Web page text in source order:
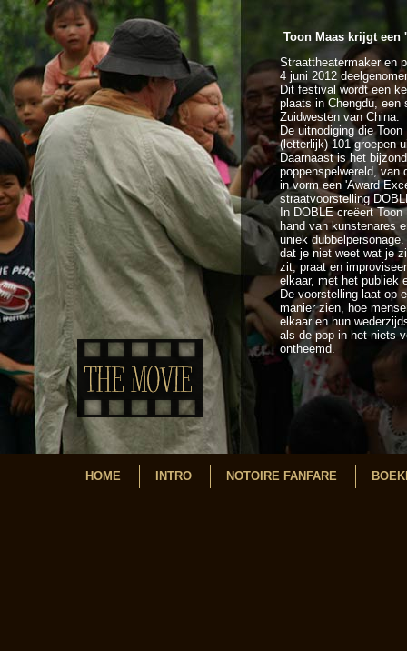
Toon Maas krijgt een
Straattheatermaker en
4 juni 2012
Dit festival wordt een
plaats in Chengdu, een
Zuidwesten van China.
De uitnodiging die
(letterlijk) 101 groepen
Daarnaast is het
poppenspelwereld, van
in vorm een 'Award
straatvoorstelling
In DOBLE creëert
hand van kunstenares
uniek
dat je niet weet wat je
zit, praat en
elkaar, met het publiek
De voorstelling laat op
manier zien, hoe
elkaar en hun
als de pop in het niets
ontheemd.
HOME INTRO NOTOIRE FANFARE